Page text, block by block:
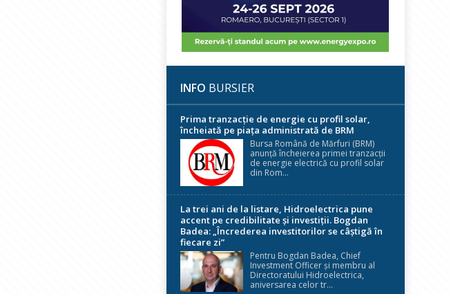
INFO BURSIER
Prima tranzacție de energie cu profil solar,
încheiată pe piața administrată de BRM
Bursa Română de Mărfuri (BRM)
anunță încheierea primei tranzacții
de energie electrică cu profil solar
din Rom...
La trei ani de la listare, Hidroelectrica pune
accent pe credibilitate și investiții. Bogdan
Badea: „Încrederea investitorilor se câștigă în
fiecare zi”
Pentru Bogdan Badea, Chief
Investment Officer și membru al
Directoratului Hidroelectrica,
aniversarea celor tr...